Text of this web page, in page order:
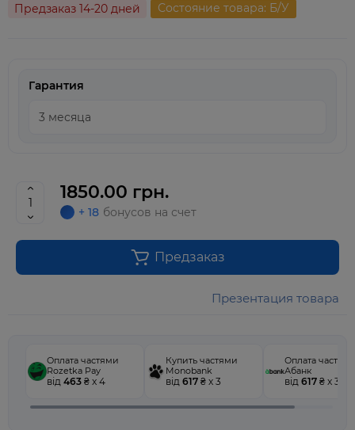
Предзаказ 14-20 дней
Состояние товара: Б/У
Гарантия
1850.00 грн.
+ 18 бонусов на счет
Предзаказ
Презентация товара
Оплата частями
Rozetka Pay
від 463 ₴ x 4
Купить частями
Monobank
від 617 ₴ x 3
Оплата
Абанк
від 617 ₴ x 3